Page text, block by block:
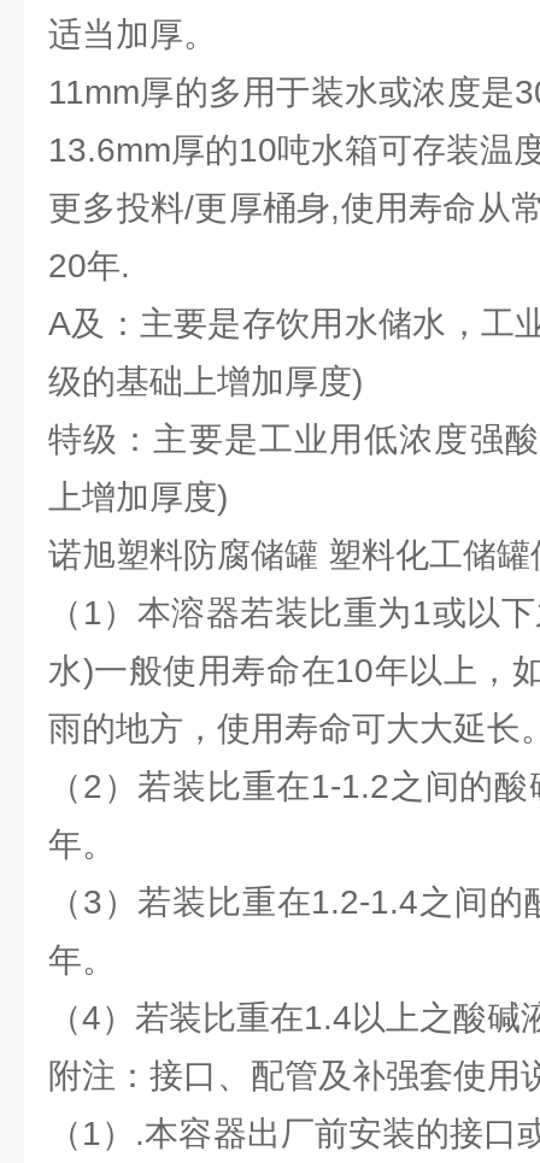
适当加厚。
11mm厚的多用于装水或浓度是
13.6mm厚的10吨水箱可存装温
更多投料/更厚桶身,使用寿命从
20年.
A及：主要是存饮用水储水，工
级的基础上增加厚度)
特级：主要是工业用低浓度强
上增加厚度)
诺旭塑料防腐储罐 塑料化工储
（1）本溶器若装比重为1或以
水)一般使用寿命在10年以上，
雨的地方，使用寿命可大大延长
（2）若装比重在1-1.2之间的
年。
（3）若装比重在1.2-1.4之间
年。
（4）若装比重在1.4以上之酸
附注：接口、配管及补强套使用
（1）.本容器出厂前安装的接口